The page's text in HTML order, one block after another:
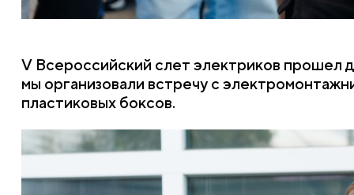
V Всероссийский слет электриков прошел
мы организовали встречу с
пластиковых боксов.